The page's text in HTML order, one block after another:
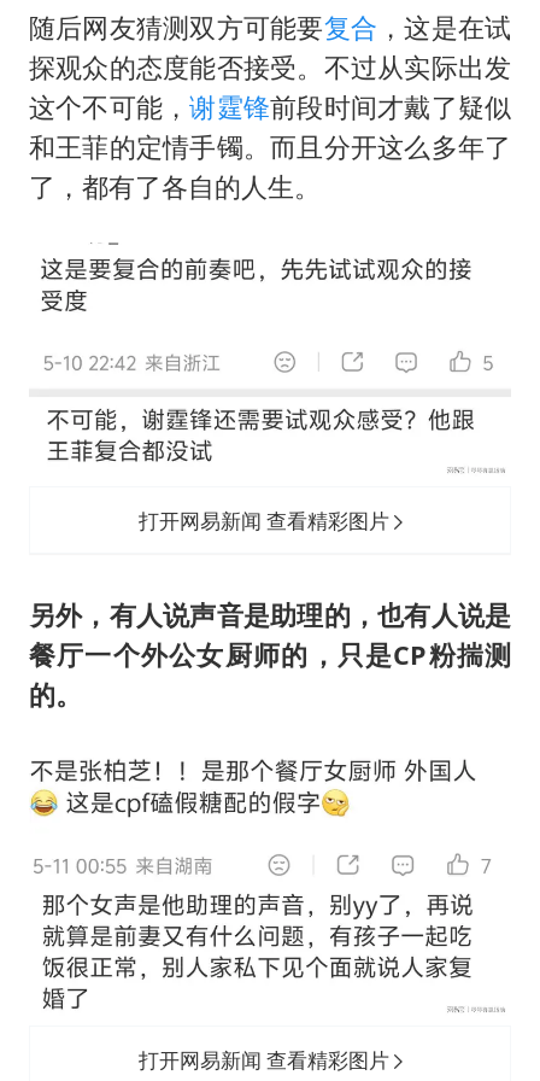
随后网友猜测双方可能要复合 ，这是在试
探观众的态度能否接受。不过从实际出发
这个不可能，谢霆锋前段时间才戴了疑似
和王菲的定情手镯。而且分开这么多年了
了，都有了各自的人生。
打开网易新闻 查看精彩图片
另外，有人说声音是助理的，也有人说是
餐厅一个外公女厨师的，只是CP粉揣测
的。
打开网易新闻 查看精彩图片